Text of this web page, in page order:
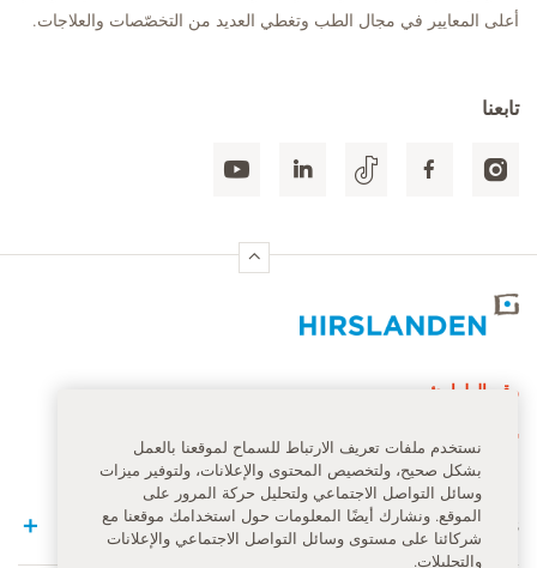
أعلى المعايير في مجال الطب وتغطي العديد من التخصّصات والعلاجات.
تابعنا
رقم الطوارئ
144
Quick Links
نستخدم ملفات تعريف الارتباط للسماح لموقعنا بالعمل
بشكل صحيح، ولتخصيص المحتوى والإعلانات، ولتوفير ميزات
وسائل التواصل الاجتماعي ولتحليل حركة المرور على
الموقع. ونشارك أيضًا المعلومات حول استخدامك موقعنا مع
شركائنا على مستوى وسائل التواصل الاجتماعي والإعلانات
والتحليلات.